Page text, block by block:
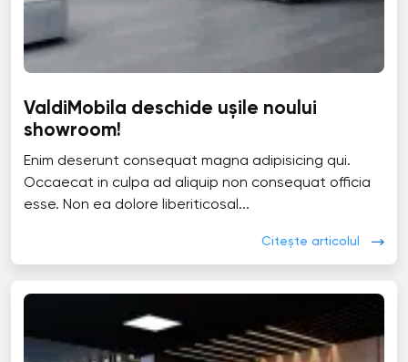
ValdiMobila deschide ușile noului
showroom!
Enim deserunt consequat magna adipisicing qui.
Occaecat in culpa ad aliquip non consequat officia
esse. Non ea dolore liberiticosal...
Citește articolul